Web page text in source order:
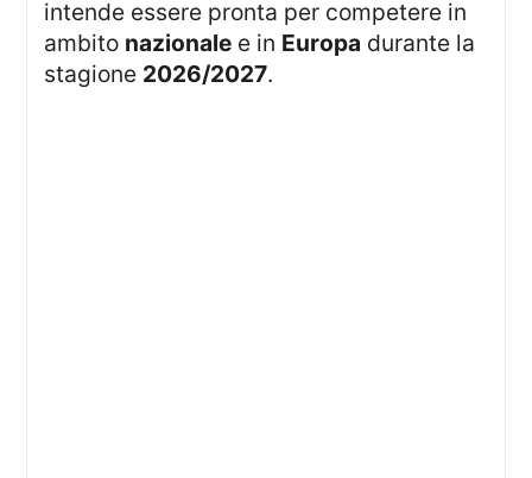
intende essere pronta per competere in
ambito nazionale e in Europa durante la
stagione 2026/2027.